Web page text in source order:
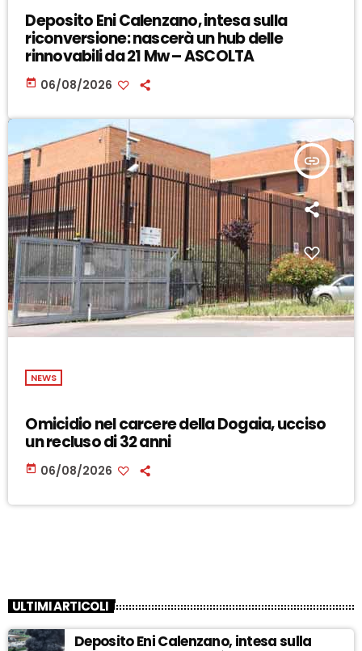
Deposito Eni Calenzano, intesa sulla
riconversione: nascerà un hub delle
rinnovabili da 21 Mw – ASCOLTA
today 06/08/2026
insert_link
NEWS
Omicidio nel carcere della Dogaia, ucciso
un recluso di 32 anni
today 06/08/2026
ULTIMI ARTICOLI
Deposito Eni Calenzano, intesa sulla